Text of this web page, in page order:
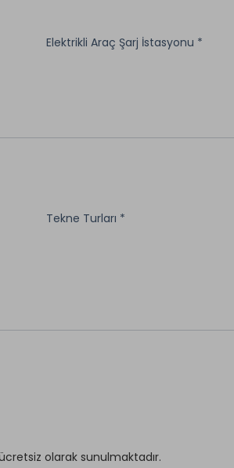
Elektrikli Araç Şarj İstasyonu *
Tekne Turları *
olarak sunulmaktadır.